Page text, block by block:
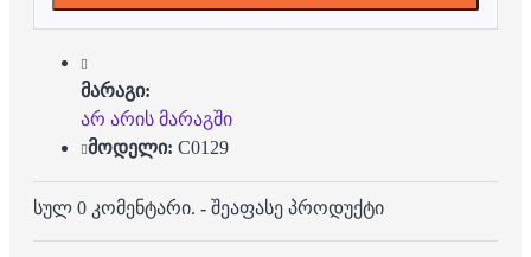
მარაგი:
არ არის მარაგში
მოდელი: C0129
სულ 0 კომენტარი. - შეაფასე პროდუქტი